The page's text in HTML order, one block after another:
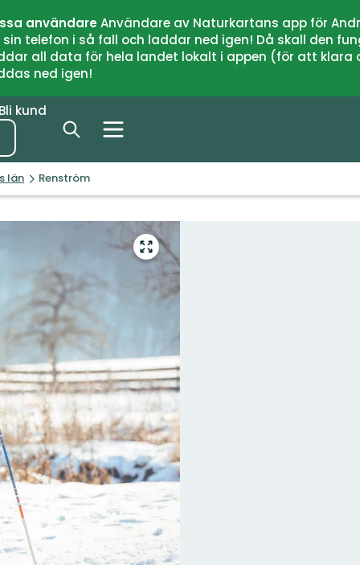
användareAnvändare av Naturkartans app för
telefon i så fall och laddar ned igen! Då skall den
all data för hela landet lokalt i appen (för att
ned igen!
Bli kund
län Renström
Gå
till
helskärmsläge